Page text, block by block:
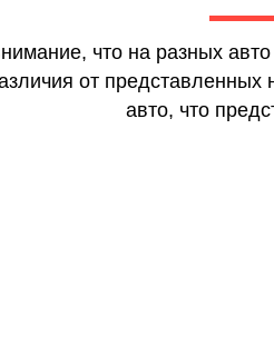
что на разных
от
авто, что